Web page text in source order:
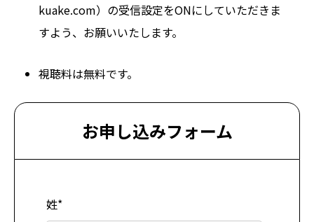
kuake.com）の受信設定をONにしていただきま
すよう、お願いいたします。
視聴料は無料です。
お申し込みフォーム
姓*